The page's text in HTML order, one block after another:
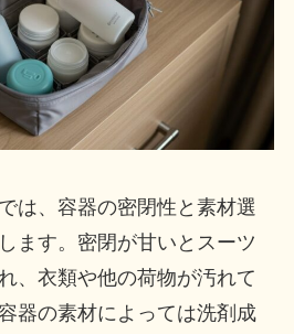
は、容器の密閉性と素材選
ます。密閉が甘いとスーツ
、衣類や他の荷物が汚れて
器の素材によっては洗剤成